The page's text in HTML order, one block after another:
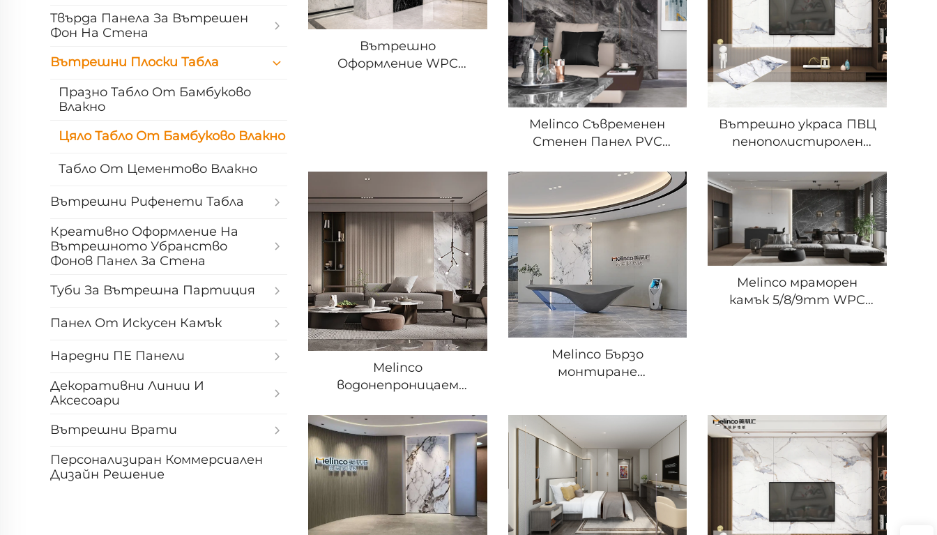
Твърда Панела За Вътрешен
Фон На Стена
Вътрешни Плоски Табла
Празно Табло От Бамбуково
Влакно
Цяло Табло От Бамбуково Влакно
Табло От Цементово Влакно
Вътрешни Рифенети Табла
Креативно Оформление На
Вътрешното Убранство
Фонов Панел За Стена
Туби За Вътрешна Партиция
Панел От Искусен Камък
Наредни ПЕ Панели
Декоративни Линии И
Аксесоари
Вътрешни Врати
Персонализиран Коммерсиален
Дизайн Решение
Вътрешно
Оформление WPC
Панел за Облицоване
Melinco Съвременен
Стенен Панел PVC
Водонепроницаем,
Лесен за Почистване
за Дневна, Спалня,
Хотел, Търговско
Оформление на
Стенна Плоскост
Вътрешно украса ПВЦ
пенополистиролен
персонализирана
табла за стена с
въглен от бамбук
въглероден скален WPC
декор плътен панел
Melinco
водонепроницаем
влакно с ко-екструзия
дървено фолио WPC
плътен панел гъвкави
листове за вътрешна
украса
Melinco Бързо
монтиране
акценти за дневна
устойчиви на
драскотини и петна
водонепроницаеми
стенни панели
Melinco мраморен
камък 5/8/9mm WPC